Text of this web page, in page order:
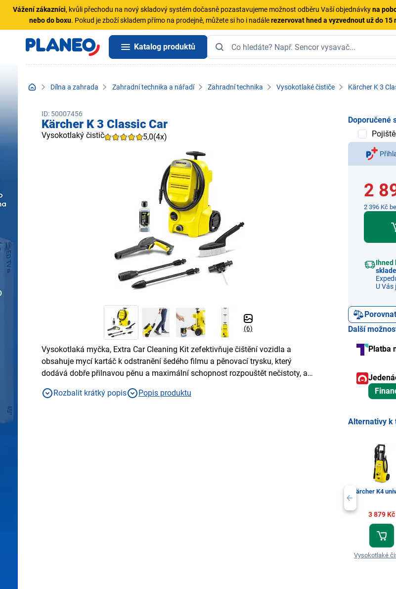
Vážení zákazníci, kvůli přechodu na nový skladový systém dočasně pozastavujeme možnost odběru Vaší objednávkyna
nebo do boxu. Pokud je zboží skladem přímo na prodejně, můžete si ho i nadálerezervovat hned a vyzvednout už do 15
Katalog produktů
Dílna a zahrada Zahradní technika a nářadí Zahradní technika Vysokotlaké čističe Kärcher K 3
ID: 50007456
Kärcher K 3 Classic Car
Vysokotlaký čistič 5,0(4x)
(6)
Vysokotlaká myčka, Extra Car Cleaning Kit zefektivňuje čištění vozidla a
obsahuje mycí kartáč k odstranění šedého filmu a pěnovací trysku, který
dodává dobře přilnavou pěnu a maximální schopnost rozpouštět nečistoty, a
Rozbalit krátký popis
Popis produktu
Doporučené
2
2 396 Kč
Ihned
U Vás
Porovnat
Další
Platba
Alternativy k
Kärcher K4
3 879 Kč
Vysokotlaké